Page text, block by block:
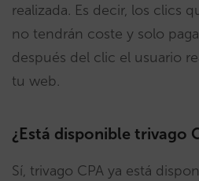
realizada. Es decir, los clics
no tendrán coste y solo
después del clic el usuario
tu web.
¿Está disponible trivago
Sí, trivago CPA ya está